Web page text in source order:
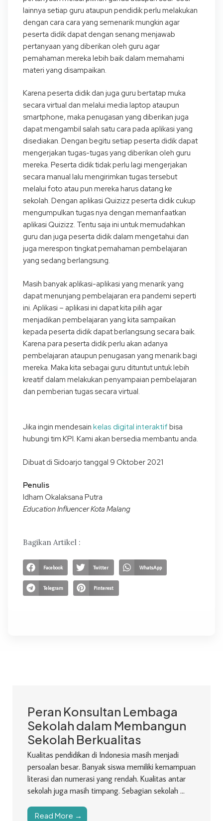
lainnya setiap guru ataupun pendidik perlu melakukan
dengan cara cara yang semenarik mungkin agar
peserta didik dapat dengan senang menjawab
pertanyaan yang diberikan oleh guru agar
pemahaman mereka lebih baik dalam memahami
materi yang disampaikan.
Karena peserta didik dan juga guru bertatap muka
secara virtual dan melalui media laptop ataupun
smartphone, maka penugasan yang diberikan juga
dapat mengambil salah satu cara pada aplikasi yang
disediakan. Dengan begitu setiap peserta didik dapat
mengerjakan tugas-tugas yang diberikan oleh guru
mereka. Peserta didik tidak perlu lagi mengerjakan
secara manual lalu mengirimkan tugas tersebut
melalui foto atau pun mereka harus datang ke
sekolah. Dengan aplikasi Quizizz peserta didik cukup
mengumpulkan tugas nya dengan memanfaatkan
aplikasi Quizizz. Tentu saja ini untuk memudahkan
guru dan juga peserta didik dalam mengetahui dan
juga merespon tingkat pemahaman pembelajaran
yang sedang berlangsung.
Masih banyak aplikasi-aplikasi yang menarik yang
dapat menunjang pembelajaran era pandemi seperti
ini. Aplikasi – aplikasi ini dapat kita pilih agar
menjadikan pembelajaran yang kita sampaikan
kepada peserta didik dapat berlangsung secara baik.
Karena para peserta didik perlu akan adanya
pembelajaran ataupun penugasan yang menarik bagi
mereka. Maka kita sebagai guru dituntut untuk lebih
kreatif dalam melakukan penyampaian pembelajaran
dan pemberian tugas secara virtual.
Jika ingin mendesain kelas digital interaktif bisa
hubungi tim KPI. Kami akan bersedia membantu anda.
Dibuat di Sidoarjo tanggal 9 Oktober 2021
Penulis
Idham Okalaksana Putra
Education Influencer Kota Malang
Bagikan Artikel :
Facebook Twitter WhatsApp
Telegram Pinterest
Peran Konsultan Lembaga
Sekolah dalam Membangun
Sekolah Berkualitas
Kualitas pendidikan di Indonesia masih menjadi
persoalan besar. Banyak siswa memiliki kemampuan
literasi dan numerasi yang rendah. Kualitas antar
sekolah juga masih timpang. Sebagian sekolah ...
Read More →